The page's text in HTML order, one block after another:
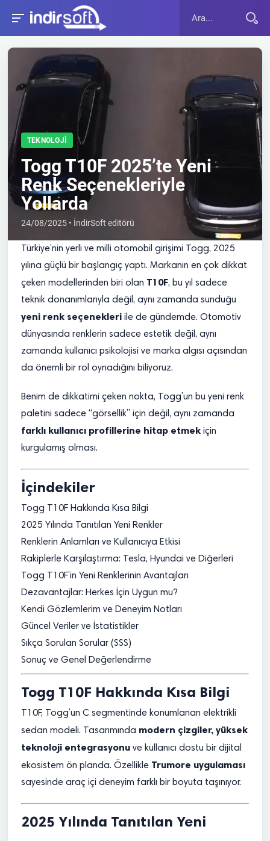
TEKNOLOJI
Togg T10F 2025’te Yeni
Renk Seçenekleriyle
Yollarda
24/08/2025 • İndirSoft editörü
Türkiye’nin yerli ve milli otomobil girişimi Togg, 2025
yılına güçlü bir başlangıç yaptı. Markanın en çok dikkat
çeken modellerinden biri olan T10F, bu yıl sadece
teknik donanımlarıyla değil, aynı zamanda sunduğu
yeni renk seçenekleri ile de gündemde. Otomotiv
dünyasında renklerin sadece estetik değil, aynı
zamanda kullanıcı psikolojisi ve marka algısı açısından
da önemli bir rol oynadığını biliyoruz.
Benim de dikkatimi çeken nokta, Togg’un bu yeni renk
paletini sadece “görsellik” için değil, aynı zamanda
farklı kullanıcı profillerine hitap etmek için
kurgulamış olması.
İçindekiler
Togg T10F Hakkında Kısa Bilgi
2025 Yılında Tanıtılan Yeni Renkler
Renklerin Anlamları ve Kullanıcıya Etkisi
Rakiplerle Karşılaştırma: Tesla, Hyundai ve Diğerleri
Togg T10F’in Yeni Renklerinin Avantajları
Dezavantajlar: Herkes İçin Uygun mu?
Kendi Gözlemlerim ve Deneyim Notları
Güncel Veriler ve İstatistikler
Sıkça Sorulan Sorular (SSS)
Sonuç ve Genel Değerlendirme
Togg T10F Hakkında Kısa Bilgi
T10F, Togg’un C segmentinde konumlanan elektrikli
sedan modeli. Tasarımında modern çizgiler, yüksek
teknoloji entegrasyonu ve kullanıcı dostu bir dijital
ekosistem ön planda. Özellikle Trumore uygulaması
sayesinde araç içi deneyim farklı bir boyuta taşınıyor.
2025 Yılında Tanıtılan Yeni